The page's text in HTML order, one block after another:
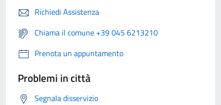
Richiedi Assistenza
Chiama il comune +39 045 6213210
Prenota un appuntamento
Problemi in città
Segnala disservizio